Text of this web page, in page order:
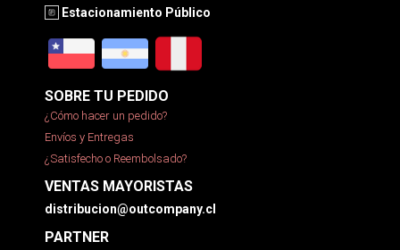
Estacionamiento Público
SOBRE TU PEDIDO
¿Cómo hacer un pedido?
Envíos y Entregas
¿Satisfecho o Reembolsado?
VENTAS MAYORISTAS
distribucion@outcompany.cl
PARTNER